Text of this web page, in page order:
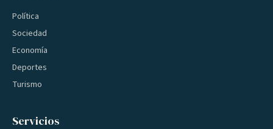
Política
Sociedad
Economía
Deportes
Turismo
Servicios